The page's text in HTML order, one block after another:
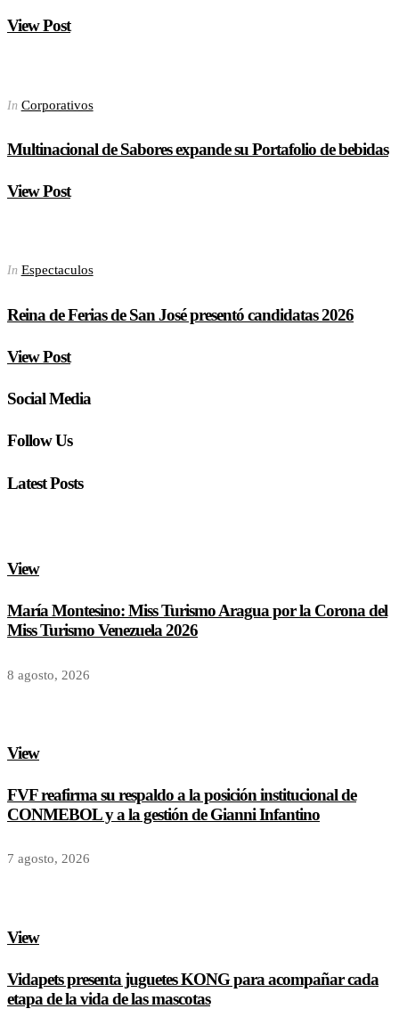
View Post
In Corporativos
Multinacional de Sabores expande su Portafolio de bebidas
View Post
In Espectaculos
Reina de Ferias de San José presentó candidatas 2026
View Post
Social Media
Follow Us
Latest Posts
View
María Montesino: Miss Turismo Aragua por la Corona del
Miss Turismo Venezuela 2026
8 agosto, 2026
View
FVF reafirma su respaldo a la posición institucional de
CONMEBOL y a la gestión de Gianni Infantino
7 agosto, 2026
View
Vidapets presenta juguetes KONG para acompañar cada
etapa de la vida de las mascotas